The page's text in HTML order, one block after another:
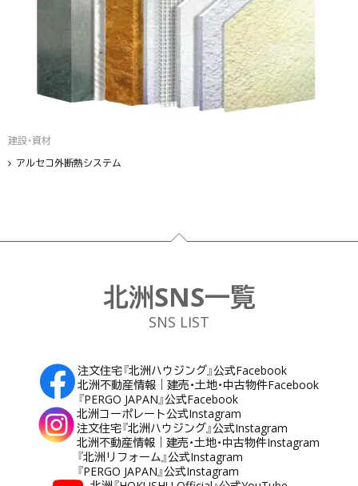
建設・資材
アルセコ外断熱システム
フッター
北洲SNS一覧
SNS LIST
注文住宅『北洲ハウジング』公式Facebook
北洲不動産情報｜建売・土地・中古物件Facebook
『PERGO JAPAN』公式Facebook
北洲コーポレート公式Instagram
注文住宅『北洲ハウジング』公式Instagram
北洲不動産情報｜建売・土地・中古物件Instagram
『北洲リフォーム』公式Instagram
『PERGO JAPAN』公式Instagram